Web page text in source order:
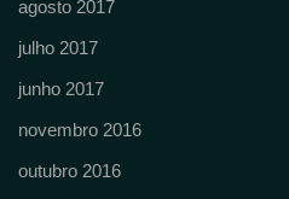
agosto 2017
julho 2017
junho 2017
novembro 2016
outubro 2016